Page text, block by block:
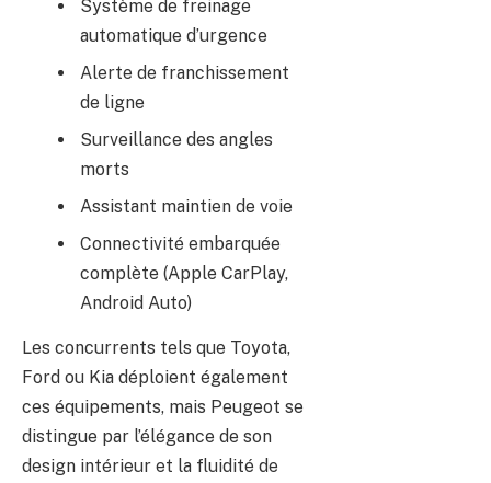
Système de freinage
automatique d’urgence
Alerte de franchissement
de ligne
Surveillance des angles
morts
Assistant maintien de voie
Connectivité embarquée
complète (Apple CarPlay,
Android Auto)
Les concurrents tels que Toyota,
Ford ou Kia déploient également
ces équipements, mais Peugeot se
distingue par l’élégance de son
design intérieur et la fluidité de